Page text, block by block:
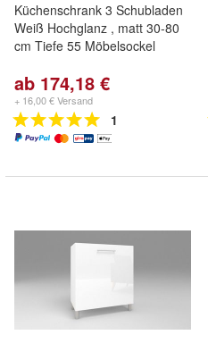
Küchenschrank 3 Schubladen
Weiß Hochglanz , matt 30-80
cm Tiefe 55 Möbelsockel
ab 174,18 €
+ 16,00 € Versand
1